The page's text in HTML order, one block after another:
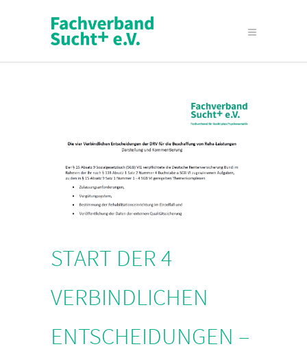
START DER 4
VERBINDLICHEN
ENTSCHEIDUNGEN –